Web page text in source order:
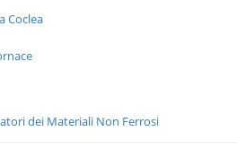
Coclea
dei Materiali Non Ferrosi